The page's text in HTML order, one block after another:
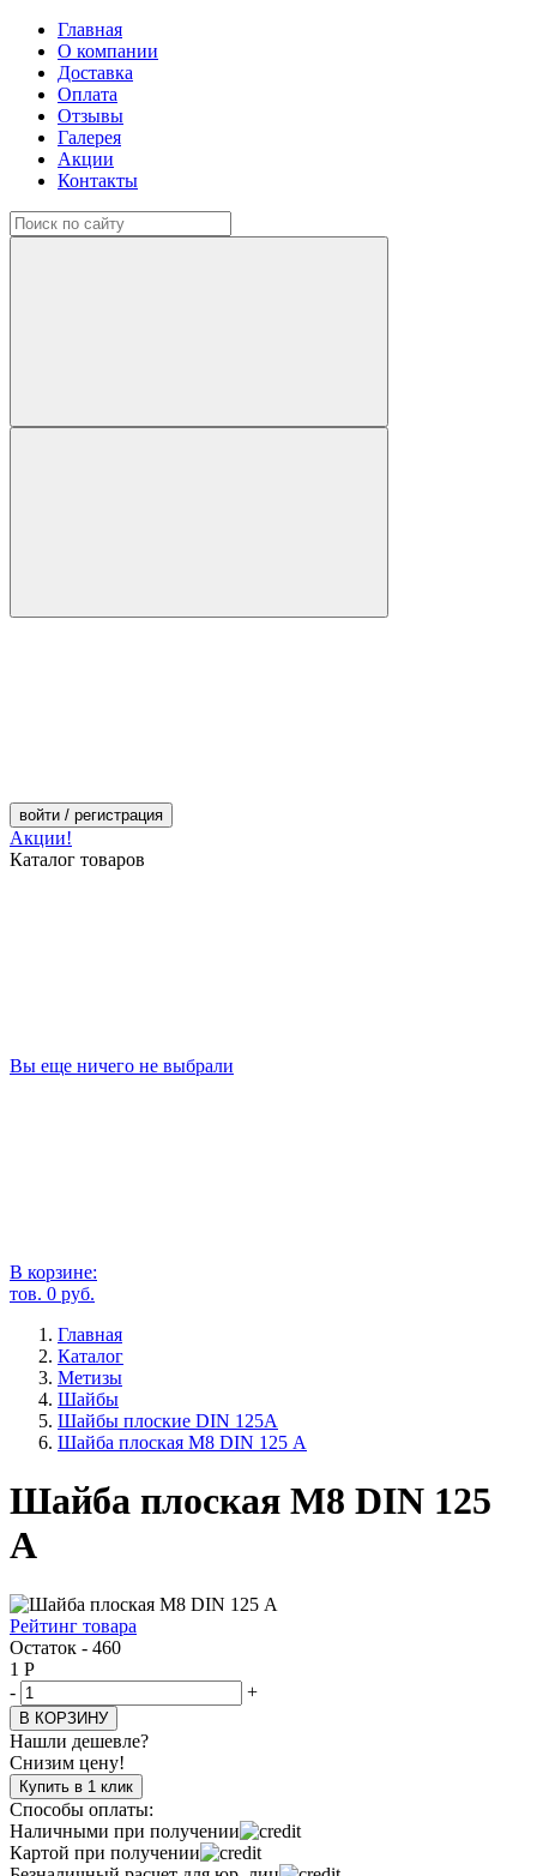
Главная
О компании
Доставка
Оплата
Отзывы
Галерея
Акции
Контакты
войти / регистрация
Акции!
Каталог товаров
Вы еще ничего не выбрали
В корзине:
тов. 0 руб.
Главная
Каталог
Метизы
Шайбы
Шайбы плоские DIN 125A
Шайба плоская М8 DIN 125 А
Шайба плоская М8 DIN 125
А
Рейтинг товара
Остаток - 460
1 Р
-
+
В КОРЗИНУ
Нашли дешевле?
Снизим цену!
Купить в 1 клик
Способы оплаты:
Наличными при получении
Картой при получении